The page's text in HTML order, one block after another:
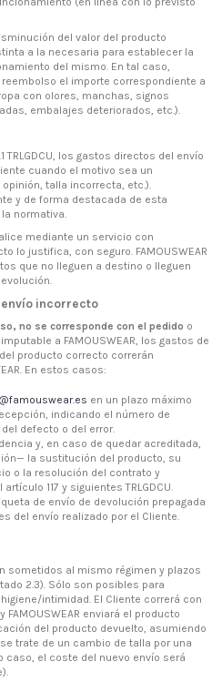
del valor del producto
a la necesaria para establecer la
del mismo. En tal caso,
reembolso el importe correspondiente a
con olores, manchas, signos
embalajes deteriorados, etc.).
los gastos directos del envío
cuando el motivo sea un
talla incorrecta, etc.).
y de forma destacada de esta
normativa.
mediante un servicio con
lo justifica, con seguro. FAMOUSWEAR
que no lleguen a destino o lleguen
incorrecto
no se corresponde con el pedido o
a FAMOUSWEAR, los gastos de
producto correcto correrán
En estos casos:
en un plazo máximo
indicando el número de
defecto o del error.
y, en caso de quedar acreditada,
la sustitución del producto, su
o la resolución del contrato y
117 y siguientes TRLGDCU.
de envío de devolución prepagada
del envío realizado por el Cliente.
sometidos al mismo régimen y plazos
2.3). Sólo son posibles para
intimidad. El Cliente correrá con
enviará el producto
del producto devuelto, asumiendo
trate de un cambio de talla por una
caso, el coste del nuevo envío será